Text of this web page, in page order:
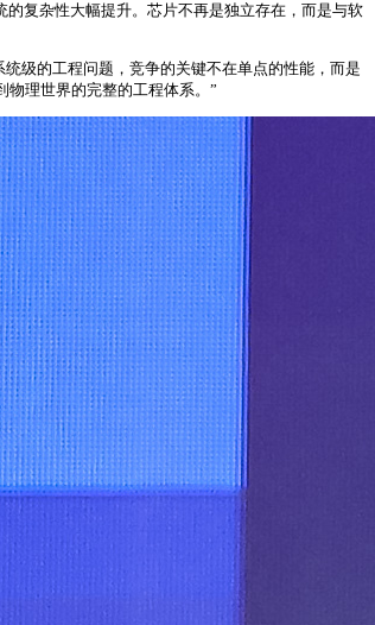
复杂性大幅提升。芯片不再是独立存在，而是与软
级的工程问题，竞争的关键不在单点的性能，而是
物理世界的完整的工程体系。”